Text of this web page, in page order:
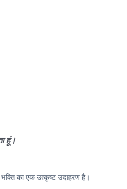
हूं।
का एक उत्कृष्ट उदाहरण है।